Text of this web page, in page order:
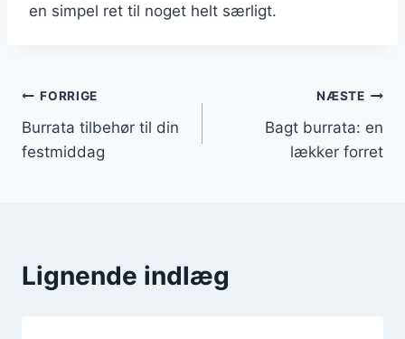
en simpel ret til noget helt særligt.
Indlægsnavigation
FORRIGE
Burrata tilbehør til din
festmiddag
NÆSTE
Bagt burrata: en
lækker forret
Lignende indlæg